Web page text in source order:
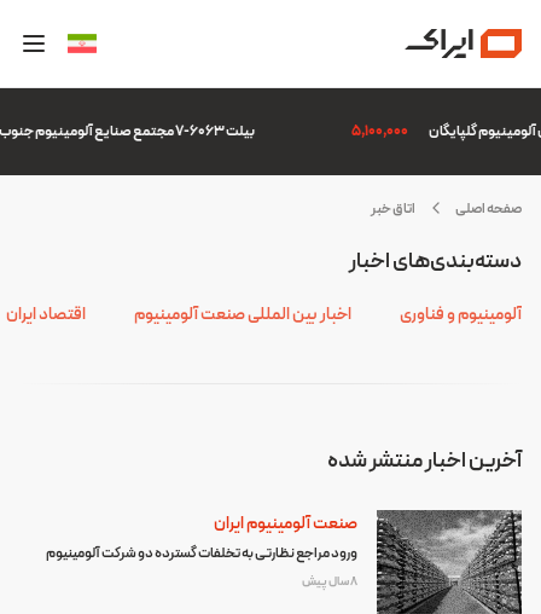
بیلت 6063-7 مجتمع صنایع آلومینیوم جنوب 5,100,000
صفحه اصلی اتاق خبر
تولید
آخرین اخبار منتشر شده
صنعت آلومینیوم ایران
ورود مراجع نظارتی به تخلفات گسترده دو شرکت آلومینیوم
8 سال پیش
دسته‌بندی‌های اخبار
آلومینیوم و فناوری اخبار بین المللی صنعت آلومینیوم اقتصاد ایران